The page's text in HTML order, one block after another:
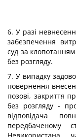
6. У разі
забезпечення
суд за
без розгляду.
7. У випадку
повернення
позові, закриття
без розгляду -
відповідача
передбаченому